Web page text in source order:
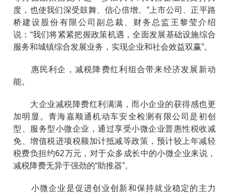
度，也使我们深受鼓舞、信心倍增。”上市公司、正平路
桥建设股份有限公司副总裁、财务总监王黎莹介绍
说：“我们将紧紧把握政策机遇，全面发展基础设施综合
服务和城镇综合发展业务，实现企业和社会效益双赢”。
惠民利企，减税降费红利组合带来经济发展新动
能。
大企业减税降费红利满满，而小企业的获得感也更
加明显。青海嘉顺通机动车安全检测有限公司是初创
型、服务型小微企业，通过享受小微企业普惠性税收减
免、增值税进项税额加计抵减等政策，预计较上年减轻
税费负担约62万元，对于众多成长中的小微企业来说，
减税降费无异于强劲的“助推器”。
小微企业是促进创业创新和保持就业稳定的主力